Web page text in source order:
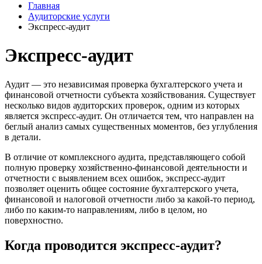
Главная
Аудиторские услуги
Экспресс-аудит
Экспресс-аудит
Аудит — это независимая проверка бухгалтерского учета и
финансовой отчетности субъекта хозяйствования. Существует
несколько видов аудиторских проверок, одним из которых
является экспресс-аудит. Он отличается тем, что направлен на
беглый анализ самых существенных моментов, без углубления
в детали.
В отличие от комплексного аудита, представляющего собой
полную проверку хозяйственно-финансовой деятельности и
отчетности с выявлением всех ошибок, экспресс-аудит
позволяет оценить общее состояние бухгалтерского учета,
финансовой и налоговой отчетности либо за какой-то период,
либо по каким-то направлениям, либо в целом, но
поверхностно.
Когда проводится экспресс-аудит?